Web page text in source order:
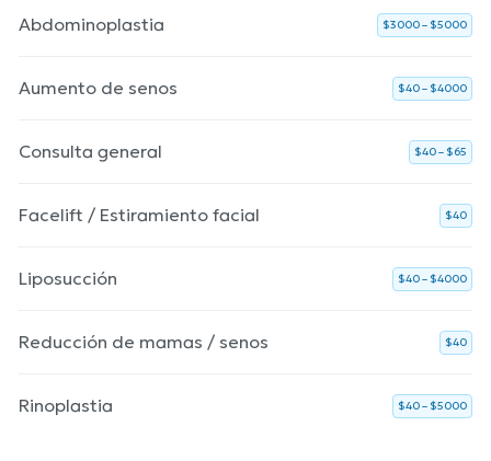
Abdominoplastia $3000 – $5000
Aumento de senos $40 – $4000
Consulta general $40 – $65
Facelift / Estiramiento facial $40
Liposucción $40 – $4000
Reducción de mamas / senos $40
Rinoplastia $40 – $5000